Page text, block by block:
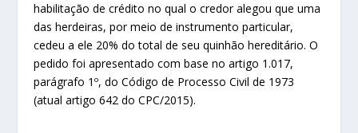
habilitação de crédito no qual o credor alegou que uma
das herdeiras, por meio de instrumento particular,
cedeu a ele 20% do total de seu quinhão hereditário. O
pedido foi apresentado com base no artigo 1.017,
parágrafo 1º, do Código de Processo Civil de 1973
(atual artigo 642 do CPC/2015).